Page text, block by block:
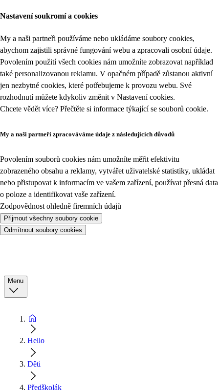
Nastavení soukromí a cookies
My a naši partneři používáme nebo ukládáme soubory cookies,
abychom zajistili správné fungování webu a zpracovali osobní údaje.
Povolením použití všech cookies nám umožníte zobrazovat například
také personalizovanou reklamu. V opačném případě zůstanou aktivní
jen nezbytné cookies, které potřebujeme k provozu webu. Své
rozhodnutí můžete kdykoliv změnit v Nastavení cookies.
Chcete vědět více? Přečtěte si informace týkající se souborů cookie.
My a naši partneři zpracováváme údaje z následujících důvodů
Povolením souborů cookies nám umožníte měřit efektivitu
zobrazeného obsahu a reklamy, vytvářet uživatelské statistiky, ukládat
nebo přistupovat k informacím ve vašem zařízení, používat přesná data
o poloze a identifikovat vaše zařízení.
Zodpovědnost ohledně firemních údajů
Přijmout všechny soubory cookie
Odmítnout soubory cookies
Menu
Hello
Děti
Předškolák